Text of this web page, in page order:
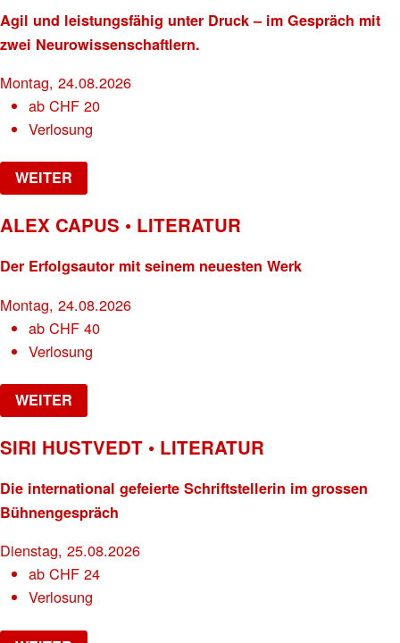
Agil und leistungsfähig unter Druck – im Gespräch mit
zwei Neurowissenschaftlern.
Montag, 24.08.2026
abCHF 20
Verlosung
WEITER
ALEX CAPUS • LITERATUR
Der Erfolgsautor mit seinem neuesten Werk
Montag, 24.08.2026
abCHF 40
Verlosung
WEITER
SIRI HUSTVEDT • LITERATUR
Die international gefeierte Schriftstellerin im grossen
Bühnengespräch
Dienstag, 25.08.2026
abCHF 24
Verlosung